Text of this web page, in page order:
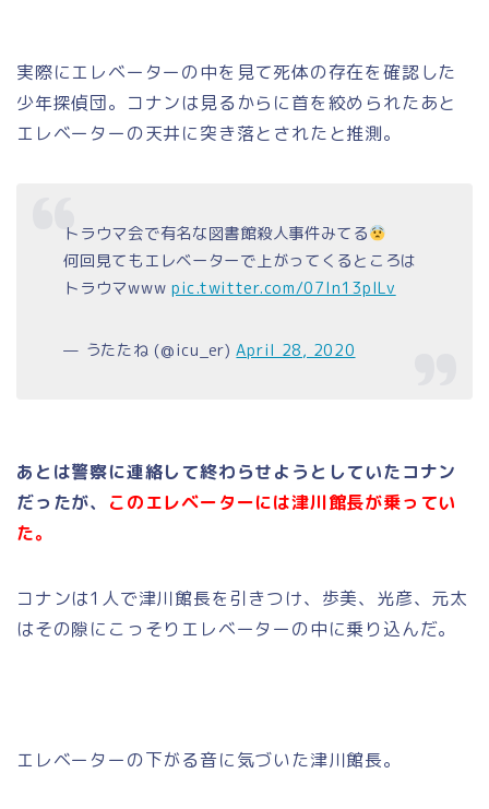
実際にエレベーターの中を見て死体の存在を確認した
少年探偵団。コナンは見るからに首を絞められたあと
エレベーターの天井に突き落とされたと推測。
トラウマ会で有名な図書館殺人事件みてる
何回見てもエレベーターで上がってくるところは
トラウマwww pic.twitter.com/07In13plLv
— うたたね (@icu_er)April 28, 2020
あとは警察に連絡して終わらせようとしていたコナン
だったが、 このエレベーターには津川館長が乗ってい
た。
コナンは1人で津川館長を引きつけ、歩美、光彦、元太
はその隙にこっそりエレベーターの中に乗り込んだ。
エレベーターの下がる音に気づいた津川館長。